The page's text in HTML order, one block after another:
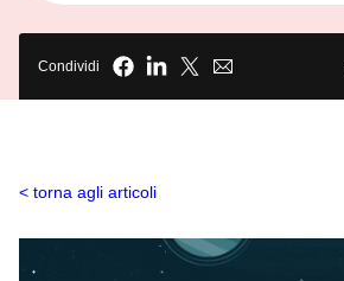
Condividi
torna agli articoli